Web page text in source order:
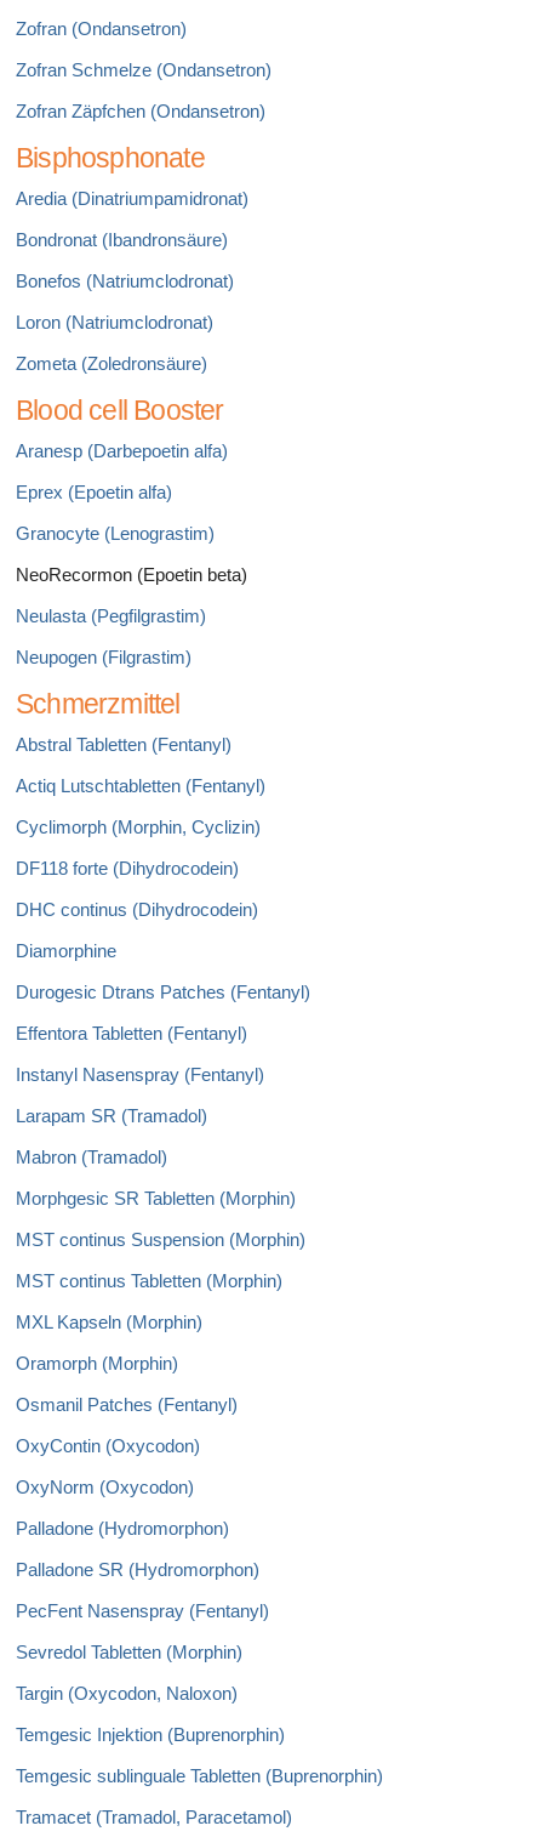
Zofran (Ondansetron)
Zofran Schmelze (Ondansetron)
Zofran Zäpfchen (Ondansetron)
Bisphosphonate
Aredia (Dinatriumpamidronat)
Bondronat (Ibandronsäure)
Bonefos (Natriumclodronat)
Loron (Natriumclodronat)
Zometa (Zoledronsäure)
Blood cell Booster
Aranesp (Darbepoetin alfa)
Eprex (Epoetin alfa)
Granocyte (Lenograstim)
NeoRecormon (Epoetin beta)
Neulasta (Pegfilgrastim)
Neupogen (Filgrastim)
Schmerzmittel
Abstral Tabletten (Fentanyl)
Actiq Lutschtabletten (Fentanyl)
Cyclimorph (Morphin, Cyclizin)
DF118 forte (Dihydrocodein)
DHC continus (Dihydrocodein)
Diamorphine
Durogesic Dtrans Patches (Fentanyl)
Effentora Tabletten (Fentanyl)
Instanyl Nasenspray (Fentanyl)
Larapam SR (Tramadol)
Mabron (Tramadol)
Morphgesic SR Tabletten (Morphin)
MST continus Suspension (Morphin)
MST continus Tabletten (Morphin)
MXL Kapseln (Morphin)
Oramorph (Morphin)
Osmanil Patches (Fentanyl)
OxyContin (Oxycodon)
OxyNorm (Oxycodon)
Palladone (Hydromorphon)
Palladone SR (Hydromorphon)
PecFent Nasenspray (Fentanyl)
Sevredol Tabletten (Morphin)
Targin (Oxycodon, Naloxon)
Temgesic Injektion (Buprenorphin)
Temgesic sublinguale Tabletten (Buprenorphin)
Tramacet (Tramadol, Paracetamol)